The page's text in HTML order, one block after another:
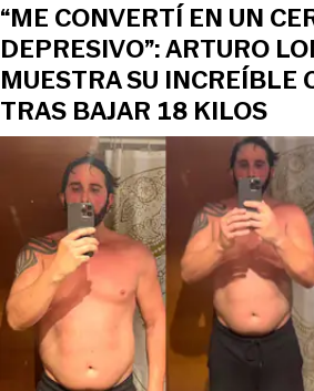
“ME CONVERTÍ EN UN
DEPRESIVO”: ARTURO
MUESTRA SU INCREÍBLE
TRAS BAJAR 18 KILOS